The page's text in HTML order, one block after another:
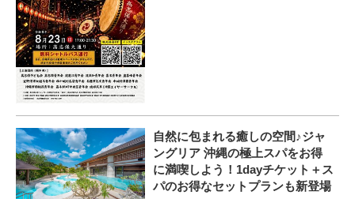
自然に包まれる癒しの空間♪ジャ
ングリア 沖縄の極上スパをお得
に満喫しよう！1dayチケット＋ス
パのお得なセットプランも新登場